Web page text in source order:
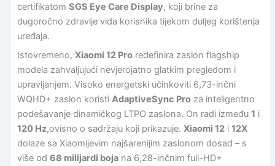
certifikatom SGS Eye Care Display, koji brine za
dugoročno zdravlje vida korisnika tijekom duljeg korištenja
uređaja.
Istovremeno, Xiaomi 12 Proredefinira zaslon flagship
modela zahvaljujući nevjerojatno glatkim pregledom i
upravljanjem. Visoko energetski učinkoviti 6,73-inčni
WQHD+ zaslon koristi AdaptiveSync Proza inteligentno
podešavanje dinamičkog LTPO zaslona. On radi između 1 i
120 Hz,ovisno o sadržaju koji prikazuje. Xiaomi 12i 12X
dolaze sa Xiaomijevim najšarenijim zaslonom dosad – s
više od 68 milijardi bojana 6,28-inčnim full-HD+